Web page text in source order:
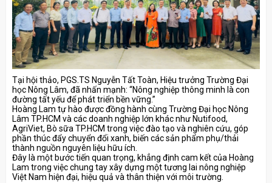
Tại hội thảo, PGS.TS Nguyễn Tất Toàn, Hiệu trưởng Trường Đại
học Nông Lâm, đã nhấn mạnh: “Nông nghiệp thông minh là con
đường tất yếu để phát triển bền vững.”
Hoàng Lam tự hào được đồng hành cùng Trường Đại học Nông
Lâm TP.HCM và các doanh nghiệp lớn khác như Nutifood,
AgriViet, Bò sữa TP.HCM trong việc đào tạo và nghiên cứu, góp
phần thúc đẩy chuyển đổi xanh, biến các sản phẩm phụ/thải
thành nguồn nguyên liệu hữu ích.
Đây là một bước tiến quan trọng, khẳng định cam kết của Hoàng
Lam trong việc chung tay xây dựng một tương lai nông nghiệp
Việt Nam hiện đại, hiệu quả và thân thiện với môi trường.